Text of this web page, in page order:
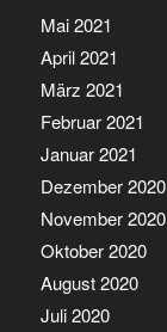
Mai 2021
April 2021
März 2021
Februar 2021
Januar 2021
Dezember 2020
November 2020
Oktober 2020
August 2020
Juli 2020